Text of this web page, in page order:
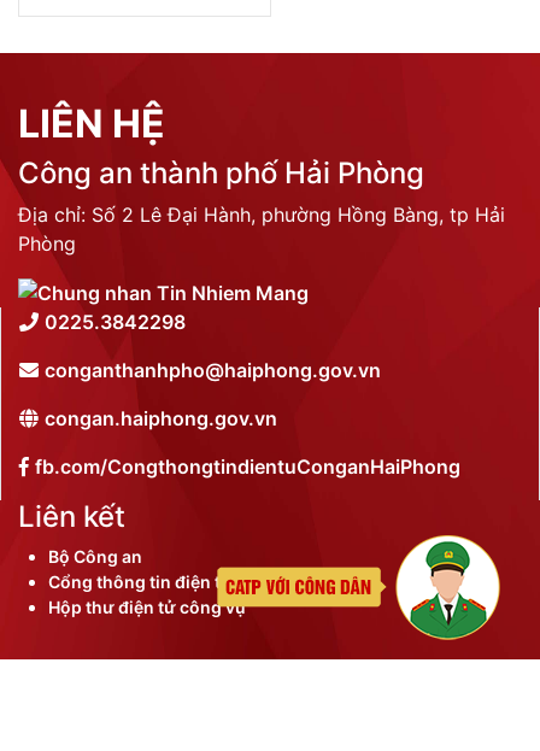
LIÊN HỆ
Công an thành phố Hải Phòng
Địa chỉ: Số 2 Lê Đại Hành, phường Hồng Bàng, tp Hải
Phòng
0225.3842298
conganthanhpho@haiphong.gov.vn
congan.haiphong.gov.vn
fb.com/CongthongtindientuConganHaiPhong
Liên kết
Bộ Công an
Cổng thông tin điện tử thành phố
Hộp thư điện tử công vụ